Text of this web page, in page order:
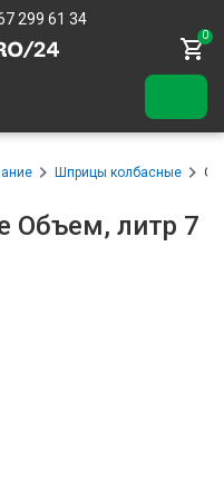
299 61 34
0
Шприцы колбасные
Объем, литр 7